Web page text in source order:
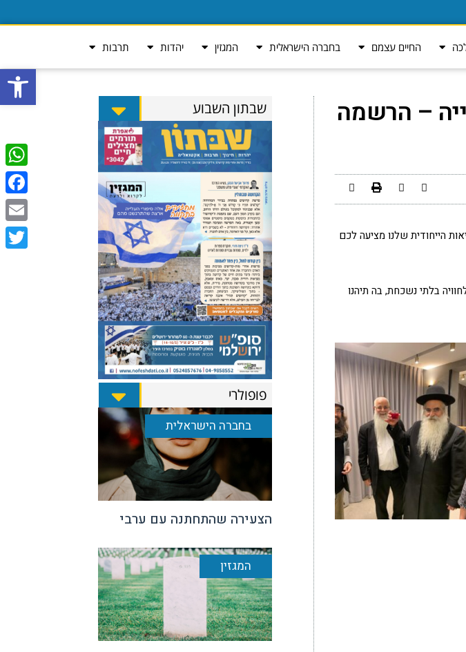
פתח
החיים עצמם בחברה הישראלית המגזין יהדות תרבות
– הרשמה
הייחודית שלנו מציעה לכם
בלתי נשכחת, בה תיהנו
שבתון השבוע
פופולרי
בחברה הישראלית
הצעירה שהתחתנה עם ערבי
המגזין
Email